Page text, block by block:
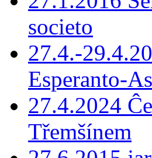
societo
27.4.-
Esperanto-
27.4.2024
Třemšínem